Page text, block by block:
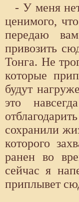
- У меня
ценимого,
передаю
привозить
Тонга. Не
которые
будут
это
сохранили
которого
ранен во
сейчас я
приплывет